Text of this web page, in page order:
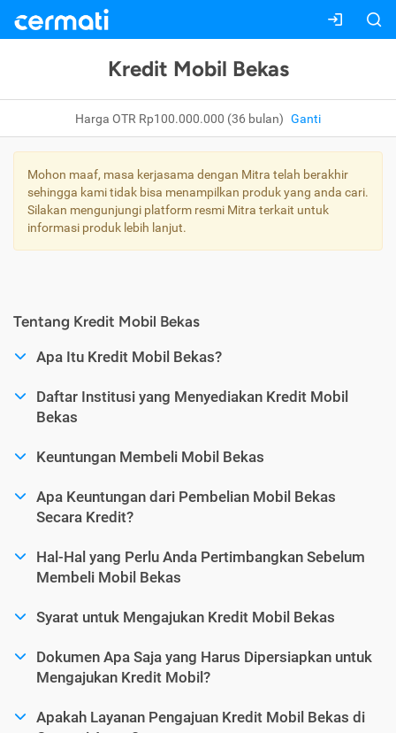
Kredit Mobil Bekas
Harga OTR Rp100.000.000 (36 bulan) Ganti
Mohon maaf, masa kerjasama dengan Mitra telah berakhir
sehingga kami tidak bisa menampilkan produk yang anda cari.
Silakan mengunjungi platform resmi Mitra terkait untuk
informasi produk lebih lanjut.
Tentang Kredit Mobil Bekas
Apa Itu Kredit Mobil Bekas?
Daftar Institusi yang Menyediakan Kredit Mobil
Bekas
Keuntungan Membeli Mobil Bekas
Apa Keuntungan dari Pembelian Mobil Bekas
Secara Kredit?
Hal-Hal yang Perlu Anda Pertimbangkan Sebelum
Membeli Mobil Bekas
Syarat untuk Mengajukan Kredit Mobil Bekas
Dokumen Apa Saja yang Harus Dipersiapkan untuk
Mengajukan Kredit Mobil?
Apakah Layanan Pengajuan Kredit Mobil Bekas di